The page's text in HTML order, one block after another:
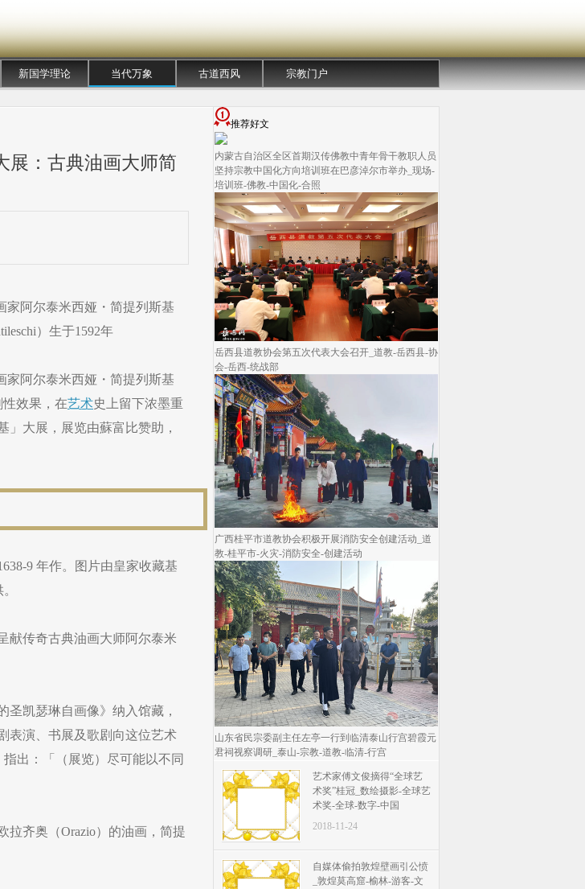
新国学理论 当代万象 古道西风 宗教门户
展：古典油画大师简
家阿尔泰米西娅・简提列斯基
）生于1592年
家阿尔泰米西娅・简提列斯基
性效果，在艺术史上留下浓墨重
」大展，展览由蘇富比赞助，
9 年作。图片由皇家收藏基
献传奇古典油画大师阿尔泰米
圣凯瑟琳自画像》纳入馆藏，
表演、书展及歌剧向这位艺术
出：「（展览）尽可能以不同
拉齐奥（Orazio）的油画，简提
推荐好文
内蒙古自治区全区首期汉传佛教中青年骨干教职人员
坚持宗教中国化方向培训班在巴彦淖尔市举办_现场-
培训班-佛教-中国化-合照
岳西县道教协会第五次代表大会召开_道教-岳西县-协
会-岳西-统战部
广西桂平市道教协会积极开展消防安全创建活动_道
教-桂平市-火灾-消防安全-创建活动
山东省民宗委副主任左亭一行到临清泰山行宫碧霞元
君祠视察调研_泰山-宗教-道教-临清-行宫
艺术家傅文俊摘得“全球艺
术奖”桂冠_数绘摄影-全球艺
术奖-全球-数字-中国
2018-11-24
自媒体偷拍敦煌壁画引公愤
_敦煌莫高窟-榆林-游客-文